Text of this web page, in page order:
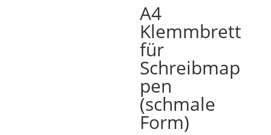
A4
Klemmbrett
für
Schreibmap
pen
(schmale
Form)